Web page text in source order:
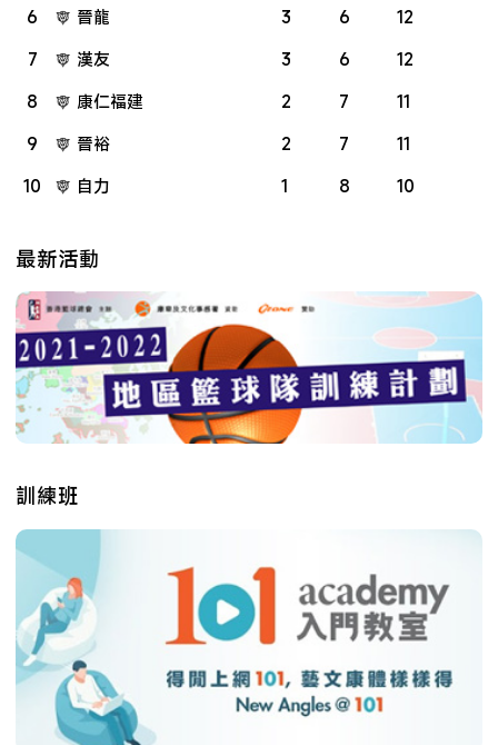
6
晉龍 3 6
12
7
漢友 3 6
12
8
康仁福建 2 7
11
9
晉裕 2 7
11
10
自力 1 8 10
最新活動
訓練班